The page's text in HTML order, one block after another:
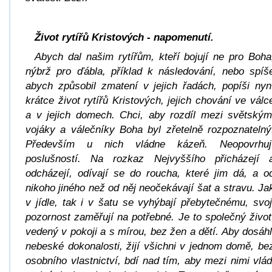
Život rytířů Kristových - napomenutí.
Abych dal našim rytířům, kteří bojují ne pro
nýbrž pro ďábla, příklad k následování, nebo
abych způsobil zmatení v jejich řadách, popíši
krátce život rytířů Kristových, jejich chování ve
a v jejich domech. Chci, aby rozdíl mezi
vojáky a válečníky Boha byl zřetelně
Především u nich vládne kázeň.
poslušností. Na rozkaz Nejvyššího přicházejí
odcházejí, odívají se do roucha, které jim dá, a
nikoho jiného než od něj neočekávají šat a stravu.
v jídle, tak i v šatu se vyhýbají přebytečnému,
pozornost zaměřují na potřebné. Je to společný
vedený v pokoji a s mírou, bez žen a dětí. Aby
nebeské dokonalosti, žijí všichni v jednom domě,
osobního vlastnictví, bdí nad tím, aby mezi nimi